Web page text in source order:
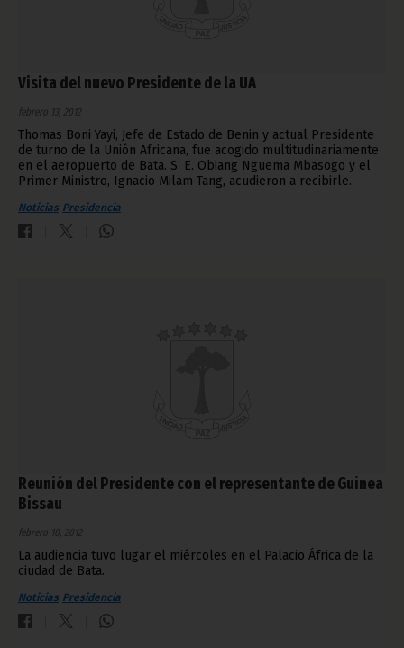
Visita del nuevo Presidente de la UA
febrero 13, 2012
Thomas Boni Yayi, Jefe de Estado de Benin y actual Presidente
de turno de la Unión Africana, fue acogido multitudinariamente
en el aeropuerto de Bata. S. E. Obiang Nguema Mbasogo y el
Primer Ministro, Ignacio Milam Tang, acudieron a recibirle.
Noticias Presidencia
Reunión del Presidente con el representante de Guinea
Bissau
febrero 10, 2012
La audiencia tuvo lugar el miércoles en el Palacio África de la
ciudad de Bata.
Noticias Presidencia